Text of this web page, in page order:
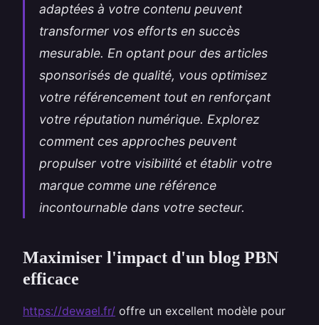
adaptées à votre contenu peuvent
transformer vos efforts en succès
mesurable. En optant pour des articles
sponsorisés de qualité, vous optimisez
votre référencement tout en renforçant
votre réputation numérique. Explorez
comment ces approches peuvent
propulser votre visibilité et établir votre
marque comme une référence
incontournable dans votre secteur.
Maximiser l'impact d'un blog PBN
efficace
https://dewael.fr/ offre un excellent modèle pour